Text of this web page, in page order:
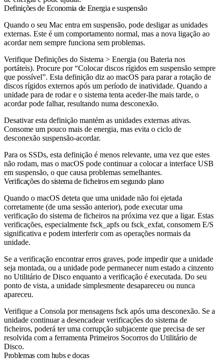
Definições de Economia de Energia e suspensão
Quando o seu Mac entra em suspensão, pode desligar as unidades
externas. Este é um comportamento normal, mas a nova ligação ao
acordar nem sempre funciona sem problemas.
Verifique Definições do Sistema > Energia (ou Bateria nos
portáteis). Procure por “Colocar discos rígidos em suspensão sempre
que possível”. Esta definição diz ao macOS para parar a rotação de
discos rígidos externos após um período de inatividade. Quando a
unidade para de rodar e o sistema tenta aceder-lhe mais tarde, o
acordar pode falhar, resultando numa desconexão.
Desativar esta definição mantém as unidades externas ativas.
Consome um pouco mais de energia, mas evita o ciclo de
desconexão suspensão-acordar.
Para os SSDs, esta definição é menos relevante, uma vez que estes
não rodam, mas o macOS pode continuar a colocar a interface USB
em suspensão, o que causa problemas semelhantes.
Verificações do sistema de ficheiros em segundo plano
Quando o macOS deteta que uma unidade não foi ejetada
corretamente (de uma sessão anterior), pode executar uma
verificação do sistema de ficheiros na próxima vez que a ligar. Estas
verificações, especialmente fsck_apfs ou fsck_exfat, consomem E/S
significativa e podem interferir com as operações normais da
unidade.
Se a verificação encontrar erros graves, pode impedir que a unidade
seja montada, ou a unidade pode permanecer num estado a cinzento
no Utilitário de Disco enquanto a verificação é executada. Do seu
ponto de vista, a unidade simplesmente desapareceu ou nunca
apareceu.
Verifique a Consola por mensagens fsck após uma desconexão. Se a
unidade continuar a desencadear verificações do sistema de
ficheiros, poderá ter uma corrupção subjacente que precisa de ser
resolvida com a ferramenta Primeiros Socorros do Utilitário de
Disco.
Problemas com hubs e docas